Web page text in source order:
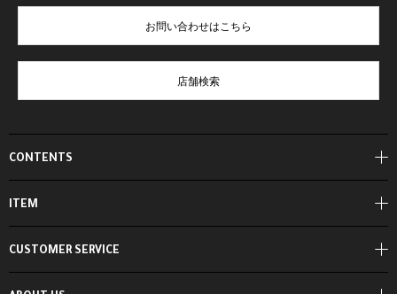
CONTENTS
ITEM
お問い合わせはこちら
店舗検索
CUSTOMER SERVICE